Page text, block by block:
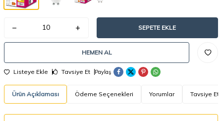
SEPETE EKLE
HEMEN AL
Listeye Ekle Tavsiye Et Paylaş
Ürün Açıklaması Ödeme Seçenekleri Yorumlar Tavsiye Et